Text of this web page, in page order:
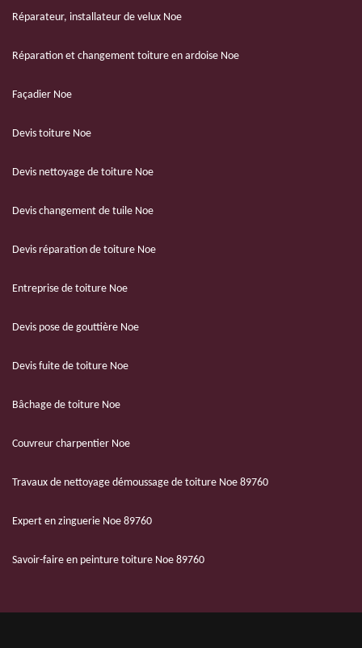
Réparateur, installateur de velux Noe
Réparation et changement toiture en ardoise Noe
Façadier Noe
Devis toiture Noe
Devis nettoyage de toiture Noe
Devis changement de tuile Noe
Devis réparation de toiture Noe
Entreprise de toiture Noe
Devis pose de gouttière Noe
Devis fuite de toiture Noe
Bâchage de toiture Noe
Couvreur charpentier Noe
Travaux de nettoyage démoussage de toiture Noe 89760
Expert en zinguerie Noe 89760
Savoir-faire en peinture toiture Noe 89760